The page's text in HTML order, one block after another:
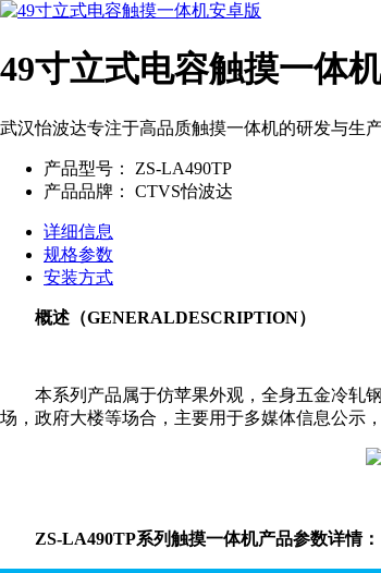
49寸立式电容触摸一体
武汉怡波达专注于高品质触摸一体机的研发与生
产品型号：
ZS-LA490TP
产品品牌：
CTVS怡波达
详细信息
规格参数
安装方式
概述（GENERALDESCRIPTION）
本系列产品属于仿苹果外观，全身五金冷轧钢
场，政府大楼等场合，主要用于多媒体信息公示
ZS-LA490TP系列触摸一体机产品参数详情：